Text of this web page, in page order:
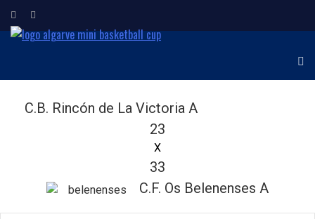
C.B. Rincón de La Victoria A
23
X
33
C.F. Os Belenenses A